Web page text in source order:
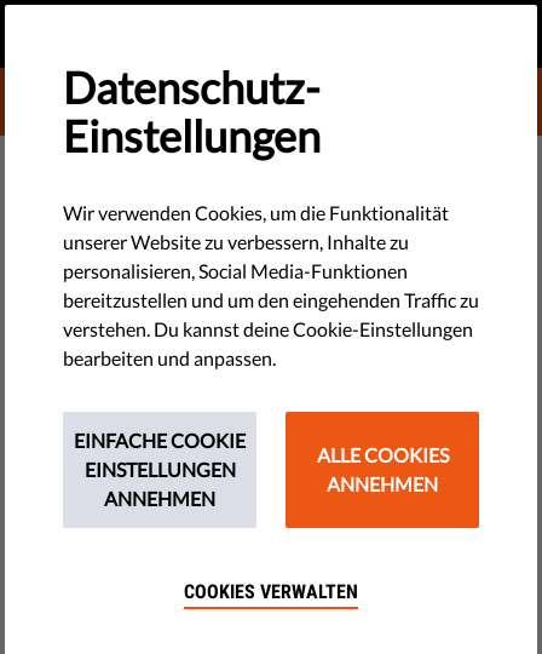
DONATE TO LIBERTIES
TECHNOLOGIE & RECHTE
Liberties Reaktion auf das
Weißbuch der EU-Kommission
zur künstlichen Intelligenz
Im Juni 2020 hat Liberties seine Antwort auf die öffentliche
zum Thema künstliche Intelligenz eingereicht.
by LibertiesEU
Interessengruppen, Bürgern, Organisationen der
Datenschutz-
Einstellungen
Wir verwenden Cookies, um die Funktionalität
unserer Website zu verbessern, Inhalte zu
personalisieren, Social Media-Funktionen
bereitzustellen und um den eingehenden Traffic zu
verstehen. Du kannst deine Cookie-Einstellungen
bearbeiten und anpassen.
EINFACHE COOKIE
EINSTELLUNGEN
ANNEHMEN
ALLE COOKIES
ANNEHMEN
COOKIES VERWALTEN